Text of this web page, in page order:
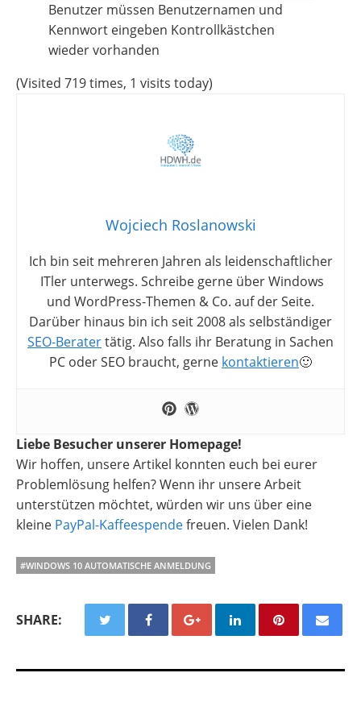
Benutzer müssen Benutzernamen und
Kennwort eingeben Kontrollkästchen
wieder vorhanden
(Visited 719 times, 1 visits today)
Wojciech Roslanowski
Ich bin seit mehreren Jahren als leidenschaftlicher
ITler unterwegs. Schreibe gerne über Windows
und WordPress-Themen & Co. auf der Seite.
Darüber hinaus bin ich seit 2008 als selbständiger
SEO-Beratertätig. Also falls ihr Beratung in Sachen
PC oder SEO braucht, gerne kontaktieren🙂
Liebe Besucher unserer Homepage!
Wir hoffen, unsere Artikel konnten euch bei eurer
Problemlösung helfen? Wenn ihr unsere Arbeit
unterstützen möchtet, würden wir uns über eine
kleine PayPal-Kaffeespendefreuen. Vielen Dank!
#WINDOWS 10 AUTOMATISCHE ANMELDUNG
SHARE: